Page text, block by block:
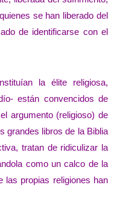
se han liberado del
de identificarse con el
la élite religiosa,
están convencidos de
argumento (religioso) de
grandes libros de la Biblia
tratan de ridiculizar la
como un calco de la
las propias religiones han